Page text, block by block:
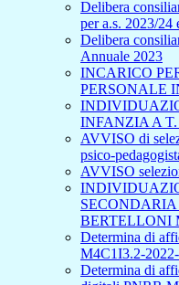
Delibera
per a.s. 2023/24
Delibera
Annuale 2023
INCARICO
PERSONALE
INFANZIA A
AVVISO di
psico-
AVVISO
BERTELLONI
Determina di
M4C1I3.2-
Determina di